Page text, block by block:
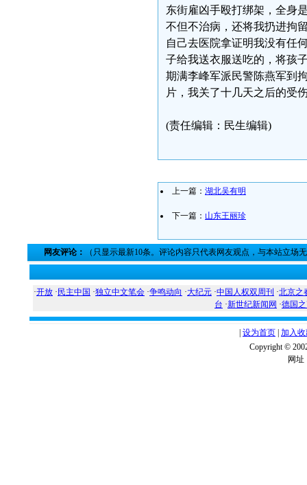
东街雇凶手殴打绑架，全身
不但不治病，还将我扔进拘
自己去医院拿证明我没有任
子给我送衣服送吃的，将孩
期满李峰军派民警陈燕军到
片，我关了十几天之后的受
(责任编辑：民生编辑)
上一篇： 湖北吴有明
下一篇： 山东王丽珍
网友评论： （只显示最新10条。评论内容只代表网友观点，与本站立场
·开放 · 民主中国 ·独立中文笔会 ·争鸣动向 ·大纪元 ·中国人权双周刊 ·北京之
台 ·新世纪新闻网 ·德国
设为首页 加入
Copyright ©
网址